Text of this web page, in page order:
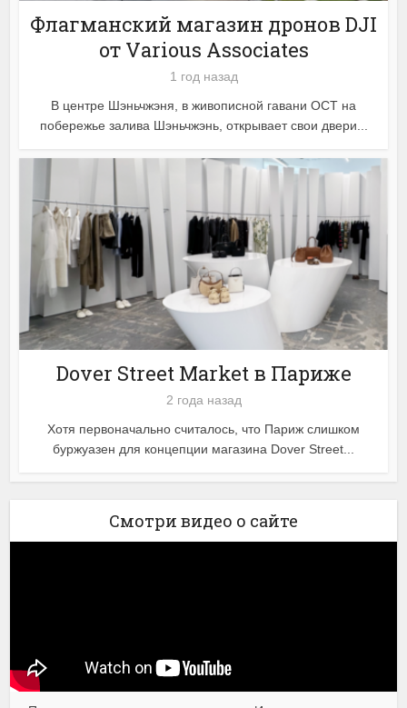
Флагманский магазин дронов DJI
от Various Associates
1 год назад
В центре Шэньчжэня, в живописной гавани OCT на
побережье залива Шэньчжэнь, открывает свои двери...
Dover Street Market в Париже
2 года назад
Хотя первоначально считалось, что Париж слишком
буржуазен для концепции магазина Dover Street...
Смотри видео о сайте